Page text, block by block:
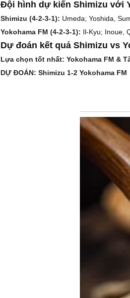
Đội hình dự kiến Shimizu với
Shimizu (4-2-3-1): Umeda; Yoshida,
Yokohama FM (4-2-3-1): Il-Kyu; Inoue,
Dự đoán kết quả Shimizu vs
Lựa chọn tốt nhất: Yokohama FM &
DỰ ĐOÁN: Shimizu 1-2 Yokohama FM